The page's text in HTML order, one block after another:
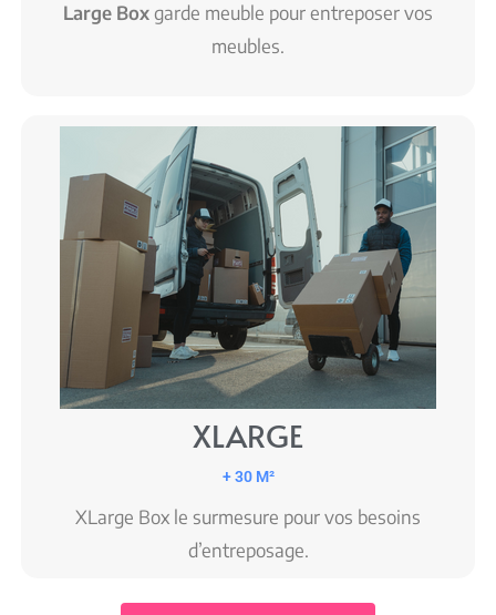
Large Boxgarde meuble pour entreposer vos
meubles.
XLARGE
+ 30 M²
XLarge Box le surmesure pour vos besoins
d’entreposage.